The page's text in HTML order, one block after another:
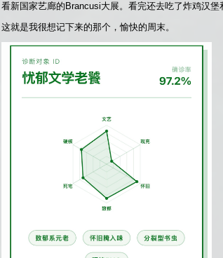
看新国家艺廊的Brancusi大展。看完还去吃了炸鸡汉堡
这就是我很想记下来的那个，愉快的周末。